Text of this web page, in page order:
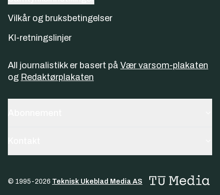
Vilkår og bruksbetingelser
KI-retningslinjer
All journalistikk er basert på Vær varsom-plakaten
og Redaktørplakaten
© 1995-2026 Teknisk Ukeblad Media AS